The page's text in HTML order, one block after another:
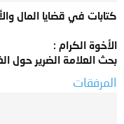
كتابات في قضايا المال
الأخوة الكرام :
بحث العلامة الضرير حول
المرفقات